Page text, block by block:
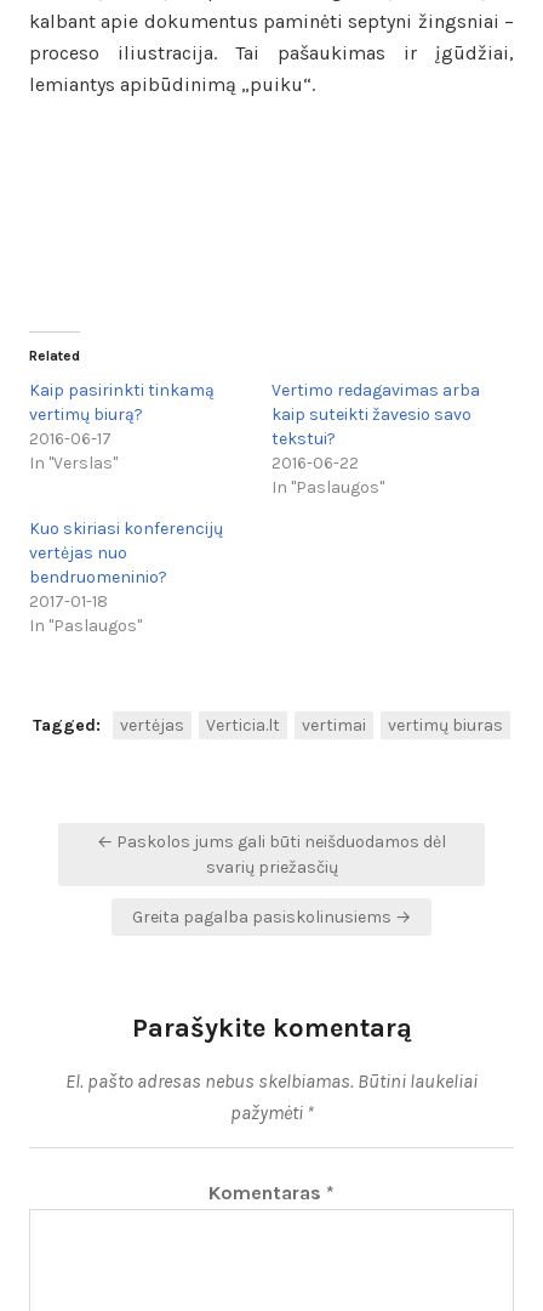
kalbant apie dokumentus paminėti septyni žingsniai –
proceso iliustracija. Tai pašaukimas ir įgūdžiai,
lemiantys apibūdinimą „puiku“.
Related
Kaip pasirinkti tinkamą
vertimų biurą?
2016-06-17
In "Verslas"
Vertimo redagavimas arba
kaip suteikti žavesio savo
tekstui?
2016-06-22
In "Paslaugos"
Kuo skiriasi konferencijų
vertėjas nuo
bendruomeninio?
2017-01-18
In "Paslaugos"
Tagged: vertėjas Verticia.lt vertimai vertimų biuras
Navigacija
← Paskolos jums gali būti neišduodamos dėl
svarių priežasčių
Greita pagalba pasiskolinusiems →
Parašykite komentarą
El. pašto adresas nebus skelbiamas. Būtini laukeliai
pažymėti *
Komentaras *